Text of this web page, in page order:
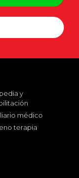
y
médico
terapia